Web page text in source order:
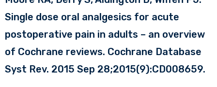
Single dose oral analgesics for acute
postoperative pain in adults – an overview
of Cochrane reviews. Cochrane Database
Syst Rev. 2015 Sep 28;2015(9):CD008659.